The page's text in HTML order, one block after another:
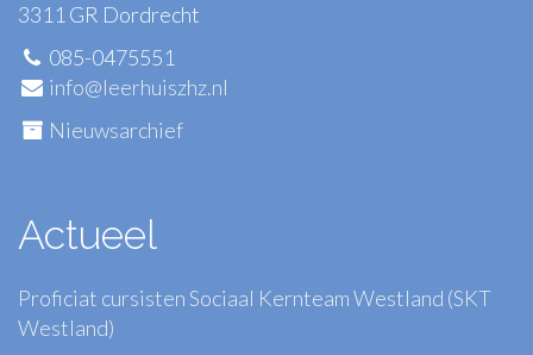
3311 GR Dordrecht
085-0475551
info@leerhuiszhz.nl
Nieuwsarchief
Actueel
Proficiat cursisten Sociaal Kernteam Westland (SKT
Westland)